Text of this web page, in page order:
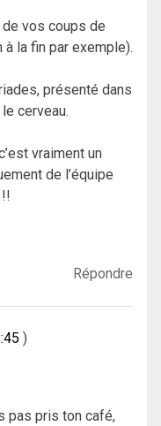
de vos coups de
la fin par exemple).
présenté dans
cerveau.
vraiment un
de l’équipe
Répondre
pas pris ton café,